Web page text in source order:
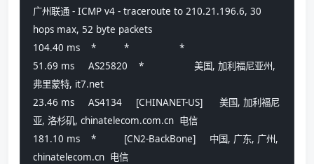
广州联通 - ICMP v4 - traceroute to 210.21.196.6, 30
hops max, 52 byte packets
104.40 ms    *          *                  *
51.69 ms     AS25820    *                  美国, 加利福尼亚州,
弗里蒙特, it7.net
23.46 ms     AS4134     [CHINANET-US]      美国, 加利福尼
亚, 洛杉矶, chinatelecom.com.cn  电信
181.10 ms    *          [CN2-BackBone]     中国, 广东, 广州,
chinatelecom.cn  电信